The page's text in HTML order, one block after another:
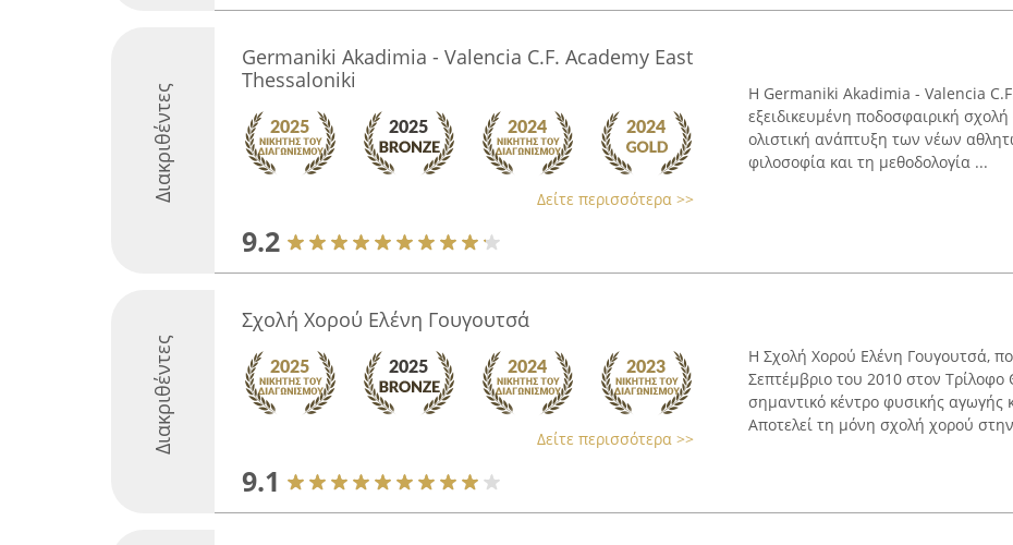
Διακριθέντες
Germaniki Akadimia - Valencia C.F. Academy East
Thessaloniki
Δείτε περισσότερα >>
9.2
Η Germaniki Akadimia - Valencia
εξειδικευμένη ποδοσφαιρική
ολιστική ανάπτυξη των νέων
φιλοσοφία και τη μεθοδολογία ...
Διακριθέντες
Σχολή Χορού Ελένη Γουγουτσά
Δείτε περισσότερα >>
9.1
Η Σχολή Χορού Ελένη Γουγουτσά,
Σεπτέμβριο του 2010 στον
σημαντικό κέντρο φυσικής αγωγής
Αποτελεί τη μόνη σχολή χορού